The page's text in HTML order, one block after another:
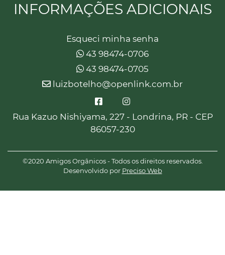
INFORMAÇÕES ADICIONAIS
Esqueci minha senha
43 98474-0706
43 98474-0705
luizbotelho@openlink.com.br
Rua Kazuo Nishiyama, 227 - Londrina, PR - CEP
86057-230
©2020 Amigos Orgânicos - Todos os direitos reservados.
Desenvolvido por Preciso Web